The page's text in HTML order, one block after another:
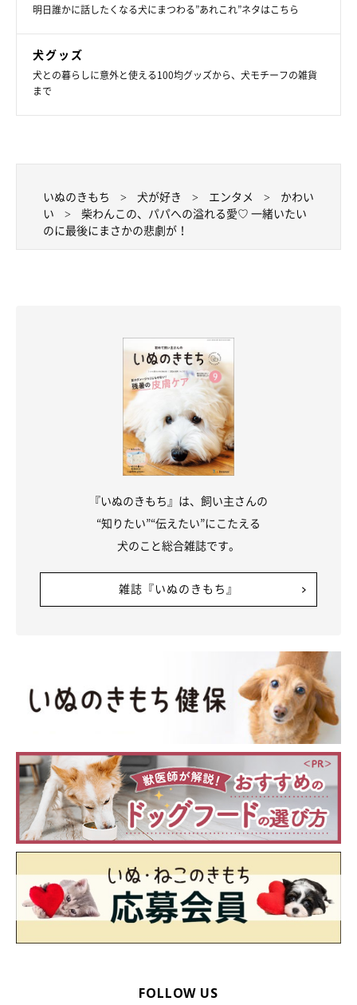
明日誰かに話したくなる犬にまつわる”あれこれ”ネタはこちら
犬グッズ
犬との暮らしに意外と使える100均グッズから、犬モチーフの雑貨
まで
いぬのきもち 犬が好き エンタメ
かわい
い
柴わんこの、パパへの溢れる愛♡ 一緒いたい
のに最後にまさかの悲劇が！
『いぬのきもち』は、飼い主さんの
“知りたい”“伝えたい”にこたえる
犬のこと総合雑誌です。
雑誌『いぬのきもち』
FOLLOW US